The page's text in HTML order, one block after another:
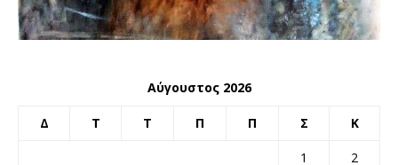
Αύγουστος 2026
Δ Τ Τ Π Π Σ Κ
1
2